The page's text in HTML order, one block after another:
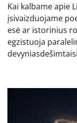
Kai kalbame apie
įsivaizduojame
esė ar istorinius
egzistuoja